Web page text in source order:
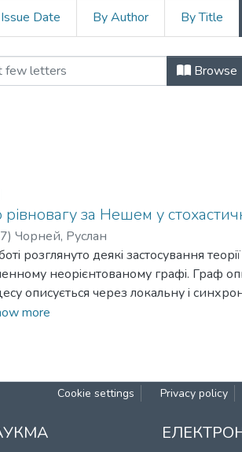
Date By Author By Title
математичні Browse
за Нешем у
) Чорней, Руслан
розглянуто деякi застосування
неорiєнтованому графi. Граф
описується через локальну i
в них. Основну увагу
more
Cookie settings Privacy policy